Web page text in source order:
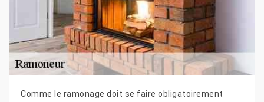
Comme le ramonage doit se faire obligatoirement